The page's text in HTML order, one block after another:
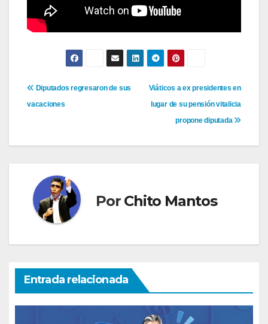
Navegación
entradas
Viáticos a ex presidentes en
lugar de su pensión vitalicia
propone diputada
Diputados regresaron de sus
vacaciones
Por Chito Mantos
Entrada relacionada